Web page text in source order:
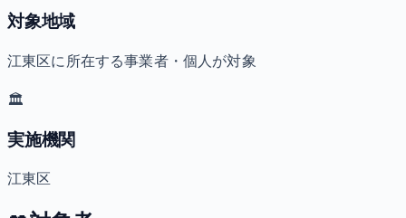
対象地域
江東区に所在する事業者・個人が対象
🏛️
実施機関
江東区